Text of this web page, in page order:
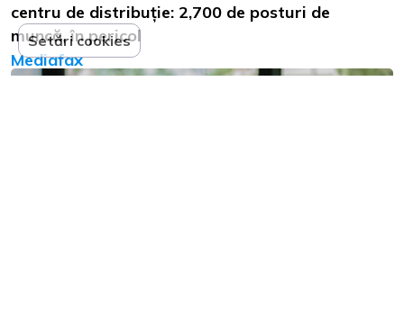
centru de distribuție: 2,700 de posturi de
muncă, în pericol
Mediafax
Setări cookies